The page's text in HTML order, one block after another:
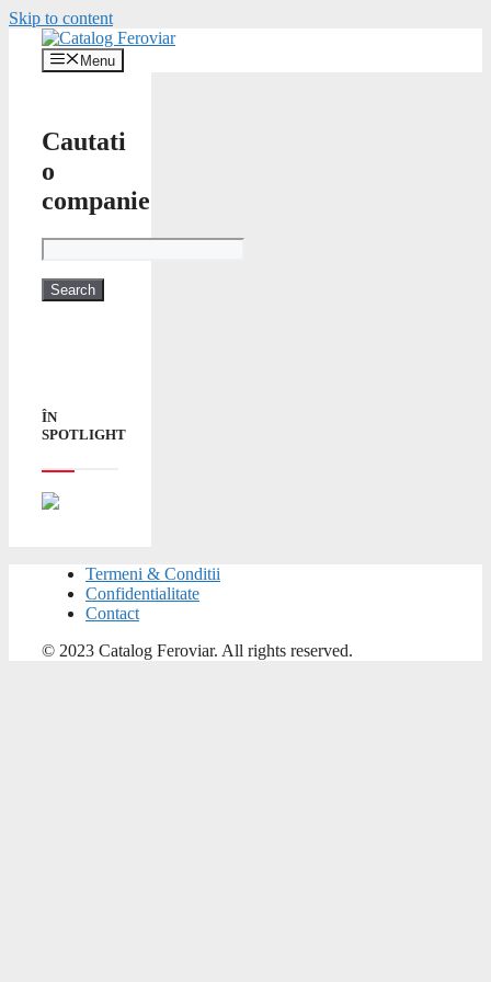
Skip to content
Menu
Cautati
o
companie
ÎN
SPOTLIGHT
Termeni & Conditii
Confidentialitate
Contact
© 2023 Catalog Feroviar. All rights reserved.